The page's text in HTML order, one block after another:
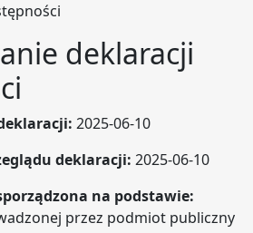
deklaracji
2025-06-10
deklaracji: 2025-06-10
na podstawie:
przez podmiot publiczny